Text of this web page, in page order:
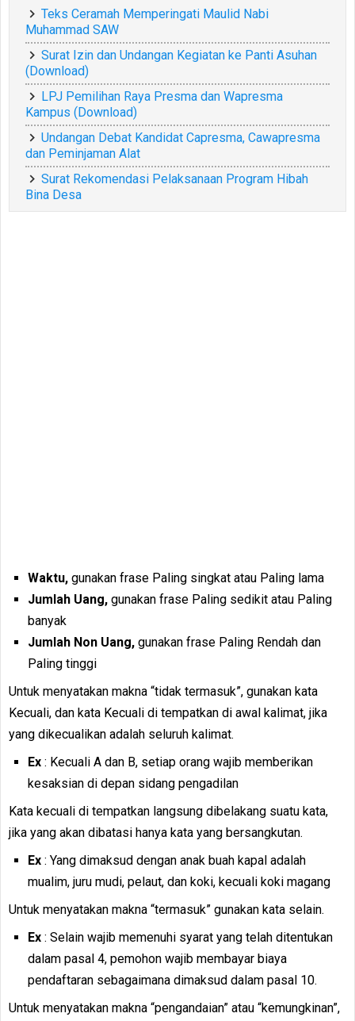
Teks Ceramah Memperingati Maulid Nabi
Muhammad SAW
Surat Izin dan Undangan Kegiatan ke Panti Asuhan
(Download)
LPJ Pemilihan Raya Presma dan Wapresma
Kampus (Download)
Undangan Debat Kandidat Capresma, Cawapresma
dan Peminjaman Alat
Surat Rekomendasi Pelaksanaan Program Hibah
Bina Desa
Waktu, gunakan frase Paling singkat atau Paling lama
Jumlah Uang, gunakan frase Paling sedikit atau Paling
banyak
Jumlah Non Uang, gunakan frase Paling Rendah dan
Paling tinggi
Untuk menyatakan makna “tidak termasuk”, gunakan kata
Kecuali, dan kata Kecuali di tempatkan di awal kalimat, jika
yang dikecualikan adalah seluruh kalimat.
Ex : Kecuali A dan B, setiap orang wajib memberikan
kesaksian di depan sidang pengadilan
Kata kecuali di tempatkan langsung dibelakang suatu kata,
jika yang akan dibatasi hanya kata yang bersangkutan.
Ex : Yang dimaksud dengan anak buah kapal adalah
mualim, juru mudi, pelaut, dan koki, kecuali koki magang
Untuk menyatakan makna “termasuk” gunakan kata selain.
Ex : Selain wajib memenuhi syarat yang telah ditentukan
dalam pasal 4, pemohon wajib membayar biaya
pendaftaran sebagaimana dimaksud dalam pasal 10.
Untuk menyatakan makna “pengandaian” atau “kemungkinan”,